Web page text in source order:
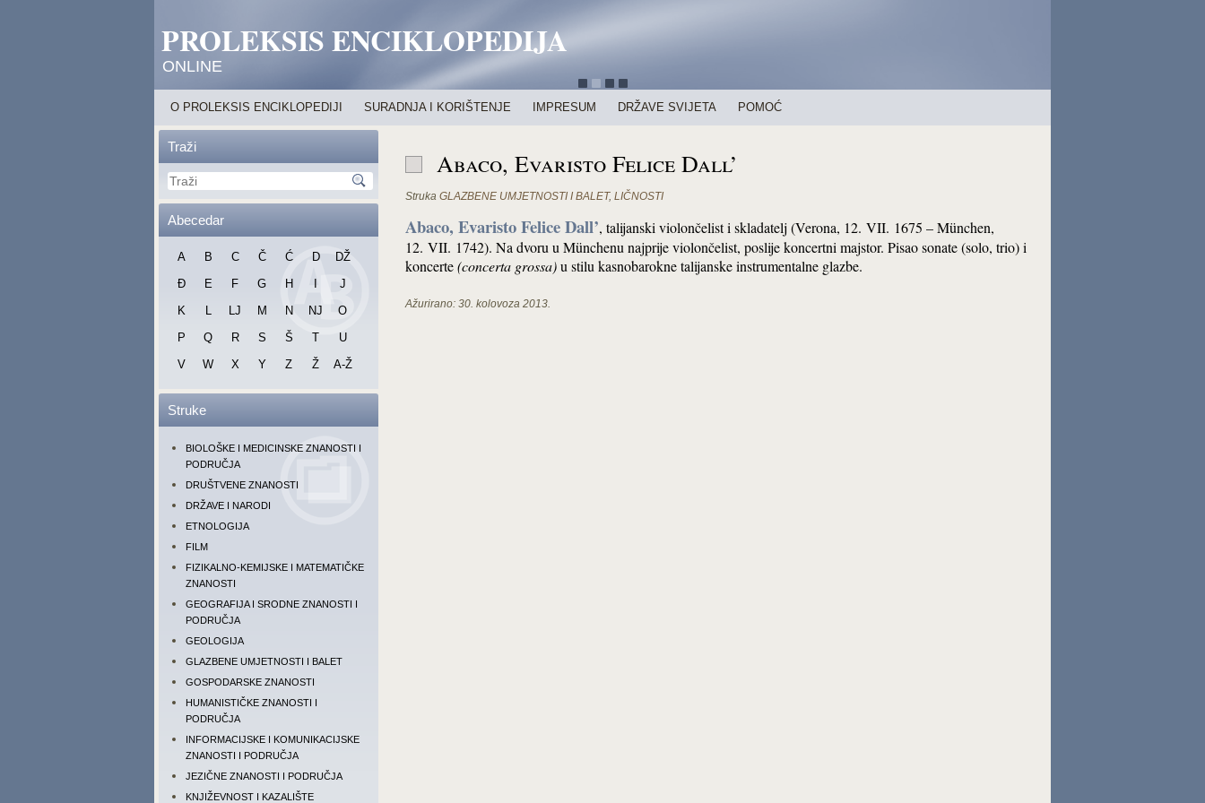
PROLEKSIS ENCIKLOPEDIJA
ONLINE
O PROLEKSIS ENCIKLOPEDIJI SURADNJA I KORIŠTENJE IMPRESUM DRŽAVE SVIJETA POMOĆ
Traži
Abecedar
A B C Č Ć D
DŽ
Đ
E F G H
J
K
L LJ M N NJ
O
P
Q R S Š T
U
V
W X Y Z Ž A-Ž
Struke
BIOLOŠKE I MEDICINSKE ZNANOSTI I
PODRUČJA
DRUŠTVENE ZNANOSTI
DRŽAVE I NARODI
ETNOLOGIJA
FILM
FIZIKALNO-KEMIJSKE I MATEMATIČKE
ZNANOSTI
GEOGRAFIJA I SRODNE ZNANOSTI I
PODRUČJA
GEOLOGIJA
GLAZBENE UMJETNOSTI I BALET
GOSPODARSKE ZNANOSTI
HUMANISTIČKE ZNANOSTI I
PODRUČJA
INFORMACIJSKE I KOMUNIKACIJSKE
ZNANOSTI I PODRUČJA
JEZIČNE ZNANOSTI I PODRUČJA
KNJIŽEVNOST I KAZALIŠTE
Abaco, Evaristo Felice Dall’
Struka GLAZBENE UMJETNOSTI I BALET, LIČNOSTI
Abaco, Evaristo Felice Dall’, talijanski violončelist i skladatelj (Verona, 12. VII. 1675 – München,
12. VII. 1742). Na dvoru u Münchenu najprije violončelist, poslije koncertni majstor. Pisao sonate (solo, trio) i
koncerte(concerta grossa)u stilu kasnobarokne talijanske instrumentalne glazbe.
Ažurirano: 30. kolovoza 2013.